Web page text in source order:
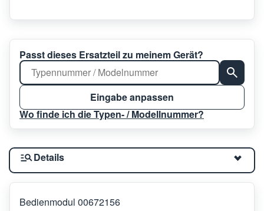
Passt dieses Ersatzteil zu meinem Gerät?
Eingabe anpassen
Wo finde ich die Typen- / Modellnummer?
Details
Bedienmodul 00672156